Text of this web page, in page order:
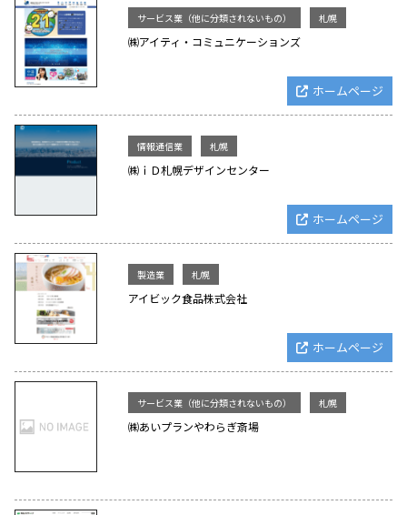
サービス業（他に分類されないもの） 札幌
㈱アイティ・コミュニケーションズ
ホームページ
情報通信業 札幌
㈱ｉＤ札幌デザインセンター
ホームページ
製造業 札幌
アイビック食品株式会社
ホームページ
サービス業（他に分類されないもの） 札幌
㈱あいプランやわらぎ斎場